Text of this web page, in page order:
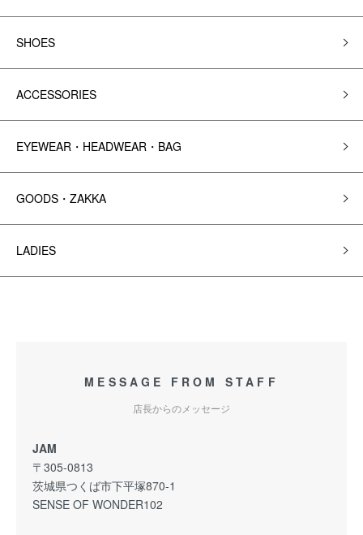
SHOES
ACCESSORIES
EYEWEAR・HEADWEAR・BAG
GOODS・ZAKKA
LADIES
MESSAGE FROM STAFF
店長からのメッセージ
JAM
〒305-0813
茨城県つくば市下平塚870-1
SENSE OF WONDER102